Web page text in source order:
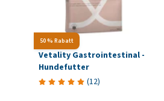
50 % Rabatt
Vetality Gastrointestinal -
Hundefutter
(12)